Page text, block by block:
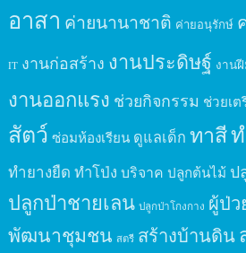
อาสา ค่ายนานาชาติ ค่ายอนุรักษ์
IT งานก่อสร้าง งานประดิษฐ์ งาน
งานออกแรง ช่วยกิจกรรม ช่วยเ
สัตว์ ซ่อมห้องเรียน ดูแลเด็ก ทาสี
ทำยางยืด ทำโป่ง บริจาค ปลูกต้นไม้ ป
ปลูกป่าชายเลน ปลูกป่าโกงกาง ผู้ป่ว
พัฒนาชุมชน สตรี สร้างบ้านดิน